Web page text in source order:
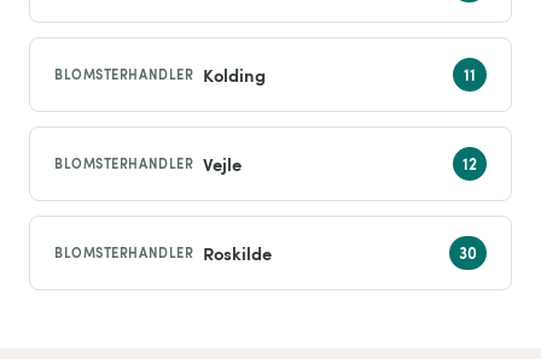
BLOMSTERHANDLER Kolding
BLOMSTERHANDLER Vejle
BLOMSTERHANDLER Roskilde